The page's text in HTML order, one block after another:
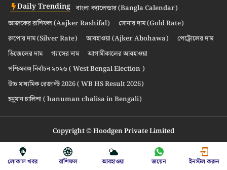
Daily Trending বাংলা ক্যালেন্ডার (Bangla Calendar)
আজকের রাশিফল (Aajker Rashifal)
সোনার দাম (Gold Rate)
রুপোর দাম (Silver Rate)
আবহাওয়া (Ajker Abohawa)
পেট্রোলের দাম
ডিজেলের দাম
গ্যাসের দাম
আগামীকালের আবহাওয়া
পশ্চিমবঙ্গ নির্বাচন ২০২৬ ( West Bengal Election )
উচ্চ মাধ্যমিক রেজাল্ট 2026 ( WB HS Result 2026)
হনুমান চালিশা ( hanuman chalisa in Bengali)
Copyright © Hoodgen Private Limited
লোকাল খবর রাশিফল আবহাওয়া জয়েন ইনস্টল করুন